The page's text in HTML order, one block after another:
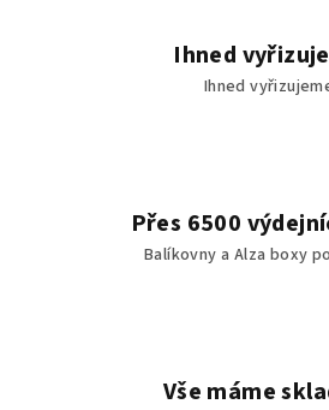
Ihned
Ihned
Přes 6500
Balíkovny a Alza boxy
Vše máme